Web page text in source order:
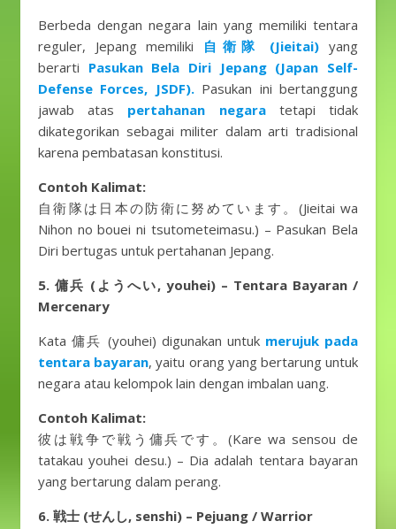
Berbeda dengan negara lain yang memiliki tentara
reguler, Jepang memiliki
自衛隊 (Jieitai) yang
berarti Pasukan Bela Diri Jepang (Japan Self-
Defense Forces, JSDF). Pasukan ini bertanggung
jawab atas pertahanan negaratetapi tidak
dikategorikan sebagai militer dalam arti tradisional
karena pembatasan konstitusi.
Contoh Kalimat:
自衛隊は日本の防衛に努めています。(Jieitai wa
Nihon no bouei ni tsutometeimasu.) – Pasukan Bela
Diri bertugas untuk pertahanan Jepang.
5. 傭兵 (ようへい, youhei) – Tentara Bayaran /
Mercenary
Kata 傭兵 (youhei) digunakan untuk merujuk pada
tentara bayaran, yaitu orang yang bertarung untuk
negara atau kelompok lain dengan imbalan uang.
Contoh Kalimat:
彼は戦争で戦う傭兵です。(Kare wa sensou de
tatakau youhei desu.) – Dia adalah tentara bayaran
yang bertarung dalam perang.
6. 戦士 (せんし, senshi) – Pejuang / Warrior